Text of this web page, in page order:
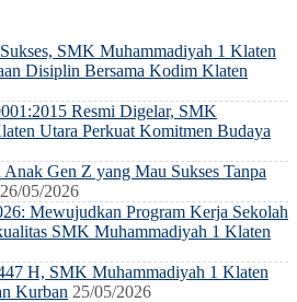
SMK Muhammadiyah 1 Klaten
Disiplin Bersama Kodim Klaten
Resmi Digelar, SMK
Utara Perkuat Komitmen Budaya
Gen Z yang Mau Sukses Tanpa
26/05/2026
Mewujudkan Program Kerja Sekolah
SMK Muhammadiyah 1 Klaten
H, SMK Muhammadiyah 1 Klaten
Kurban 25/05/2026